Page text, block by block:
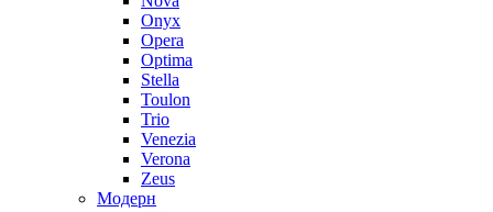
Onyx
Opera
Optima
Stella
Toulon
Trio
Venezia
Verona
Zeus
Модерн